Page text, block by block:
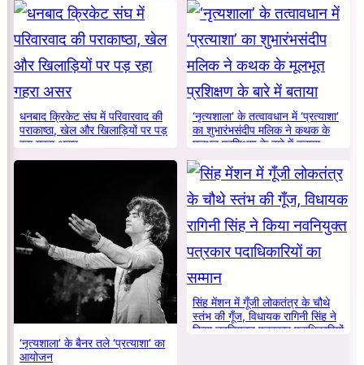
धनबाद क्रिकेट संघ में परिवारवाद की
पराकाष्ठा, खेल और खिलाड़ियों पर पड़
रहा गहरा असर
‘नृत्यशाला’ के तत्वावधान में ‘प्रत्याशा’
का शुभारंभसंदीप मलिक ने कथक के
मूलभूत प्रशिक्षण के बारे में बताया
‘नृत्यशाला’ के बैनर तले ‘प्रत्याशा’ का
आयोजन
सिंह मेंशन में गूँजी लोकतंत्र के चौथे
स्तंभ की गूँज, विधायक रागिनी सिंह ने
किया नवनियुक्त पत्रकार पदाधिकारियों